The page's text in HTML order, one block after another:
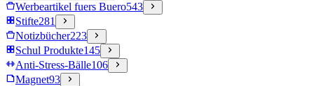
Werbeartikel fuers Buero543
Stifte281
Notizbücher223
Schul Produkte145
Anti-Stress-Bälle106
Magnet93